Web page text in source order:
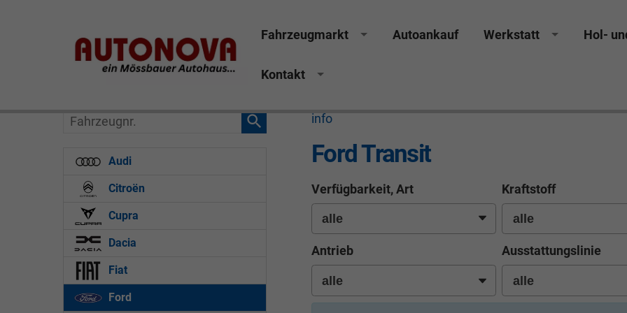
Fahrzeugmarkt Autoankauf Werkstatt Hol-
Kontakt
info
Ford Transit
Verfügbarkeit, Art Kraftstoff
Antrieb Ausstattungslinie
Fahrzeugnr.
Audi
Citroën
Cupra
Dacia
Fiat
Ford